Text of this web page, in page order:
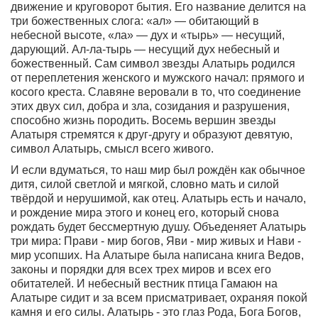
движение и круговорот бытия. Его название делится на
три божественных слога: «ал» — обитающий в
небесной высоте, «ла» — дух и «тырь» — несущий,
дарующий. Ал-ла-тырь — несущий дух небесный и
божественный. Сам символ звезды Алатырь родился
от переплетения женского и мужского начал: прямого и
косого креста. Славяне веровали в то, что соединение
этих двух сил, добра и зла, созидания и разрушения,
способно жизнь породить. Восемь вершин звезды
Алатыря стремятся к друг-другу и образуют девятую,
символ Алатырь, смысл всего живого.
И если вдуматься, то наш мир был рождён как обычное
дитя, силой светлой и мягкой, словно мать и силой
твёрдой и нерушимой, как отец. Алатырь есть и начало,
и рождение мира этого и конец его, который снова
рождать будет бессмертную душу. Объеденяет Алатырь
три мира: Прави - мир богов, Яви - мир живых и Нави -
мир усопших. На Алатыре была написана книга Ведов,
законы и порядки для всех трех миров и всех его
обитателей. И небесный вестник птица Гамаюн на
Алатыре сидит и за всем присматривает, охраняя покой
камня и его силы. Алатырь - это глаз Рода, Бога Богов,